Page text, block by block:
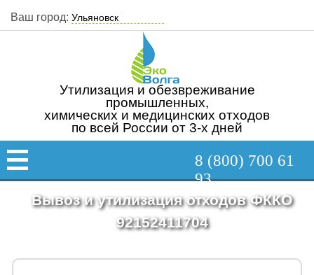
Ваш город:
Утилизация и обезвреживание
промышленных,
химических и медицинских отходов
по всей России от 3-х дней
8 (800) 700 61
93
Вывоз и утилизация отходов ФККО
92152411704